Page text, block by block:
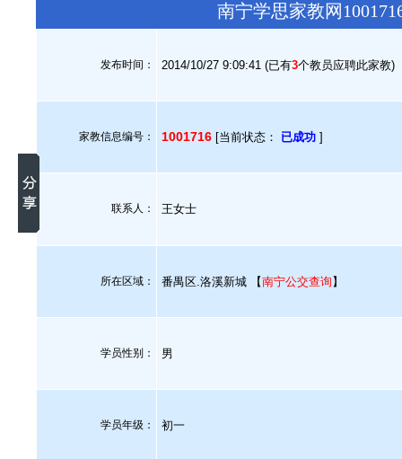
南宁学思家教网
发布时间： 2014/10/27 9:09:41 (已有3个教员应聘此家教)
家教信息编号： 1001716 [当前状态： 已成功 ]
联系人： 王女士
所在区域： 番禺区.洛溪新城 【南宁公交查询 】
学员性别： 男
学员年级： 初一